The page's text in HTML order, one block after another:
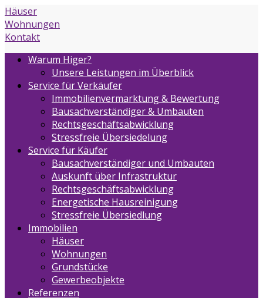
Häuser
Wohnungen
Kontakt
Warum Higer?
Unsere Leistungen im Überblick
Service für Verkäufer
Immobilienvermarktung & Bewertung
Bausachverständiger & Umbauten
Rechtsgeschäftsabwicklung
Stressfreie Übersiedelung
Service für Käufer
Bausachverständiger und Umbauten
Auskunft über Infrastruktur
Rechtsgeschäftsabwicklung
Energetische Hausreinigung
Stressfreie Übersiedlung
Immobilien
Häuser
Wohnungen
Grundstücke
Gewerbeobjekte
Referenzen